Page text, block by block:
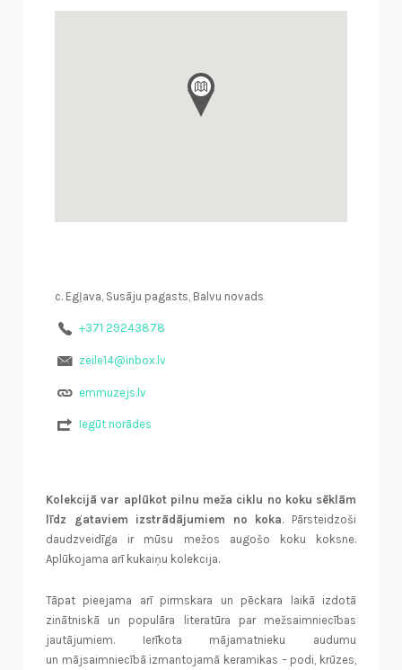
c. Egļava, Susāju pagasts, Balvu novads
+371 29243878
zeile14@inbox.lv
emmuzejs.lv
Iegūt norādes
Kolekcijā var aplūkot pilnu meža ciklu no koku sēklām
līdz gataviem izstrādājumiem no koka. Pārsteidzoši
daudzveidīga ir mūsu mežos augošo koku koksne.
Aplūkojama arī kukaiņu kolekcija.
Tāpat pieejama arī pirmskara un pēckara laikā izdotā
zinātniskā un populāra literatūra par mežsaimniecības
jautājumiem. Ierīkota mājamatnieku audumu
un mājsaimniecībā izmantojamā keramikas – podi, krūzes,